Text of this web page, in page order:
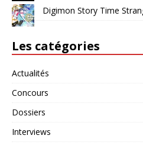
Digimon Story Time
Les catégories
Actualités
Concours
Dossiers
Interviews